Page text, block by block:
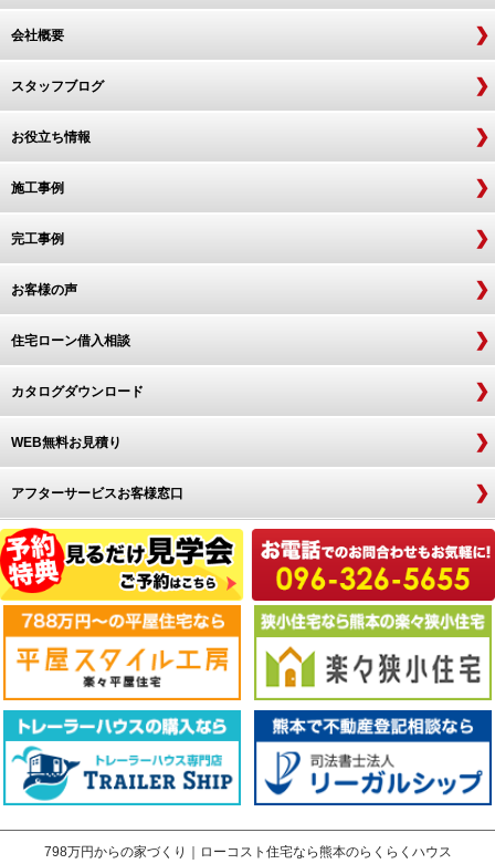
会社概要
スタッフブログ
お役立ち情報
施工事例
完工事例
お客様の声
住宅ローン借入相談
カタログダウンロード
WEB無料お見積り
アフターサービスお客様窓口
798万円からの家づくり｜ローコスト住宅なら熊本のらくらくハウス